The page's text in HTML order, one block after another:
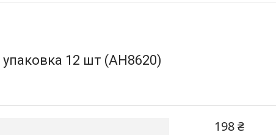
12 шт (AH8620)
198 ₴